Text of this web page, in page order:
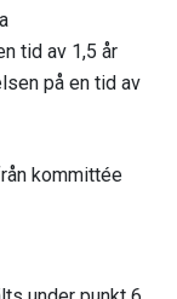
tid av 1,5 år
på en tid av
kommittée